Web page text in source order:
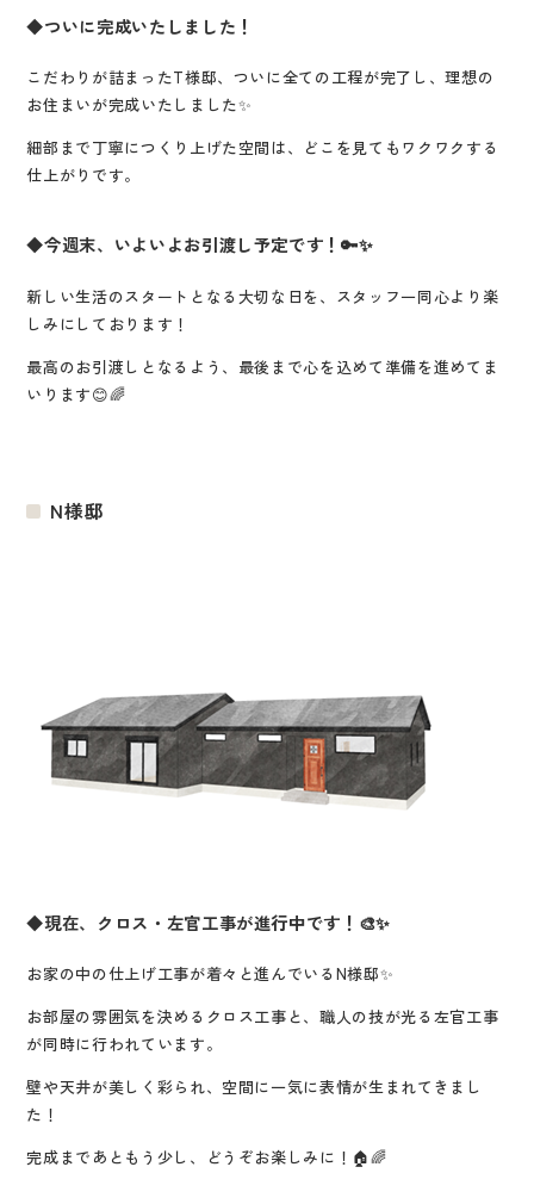
◆ついに完成いたしました！
こだわりが詰まったT様邸、ついに全ての工程が完了し、理想の
お住まいが完成いたしました✨
細部まで丁寧につくり上げた空間は、どこを見てもワクワクする
仕上がりです。
◆今週末、いよいよお引渡し予定です！🔑✨
新しい生活のスタートとなる大切な日を、スタッフ一同心より楽
しみにしております！
最高のお引渡しとなるよう、最後まで心を込めて準備を進めてま
いります😊🌈
N様邸
◆現在、クロス・左官工事が進行中です！🎨✨
お家の中の仕上げ工事が着々と進んでいるN様邸✨
お部屋の雰囲気を決めるクロス工事と、職人の技が光る左官工事
が同時に行われています。
壁や天井が美しく彩られ、空間に一気に表情が生まれてきまし
た！
完成まであともう少し、どうぞお楽しみに！🏠🌈